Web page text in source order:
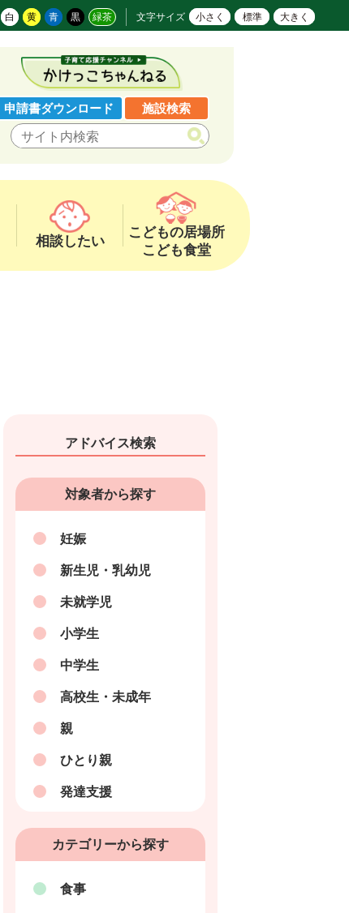
白 黄 青 黒 緑茶 文字サイズ 小さく 標準 大きく
申請書ダウンロード 施設検索
相談したい
こどもの居場所
こども食堂
アドバイス検索
対象者から探す
妊娠
新生児・乳幼児
未就学児
小学生
中学生
高校生・未成年
親
ひとり親
発達支援
カテゴリーから探す
食事